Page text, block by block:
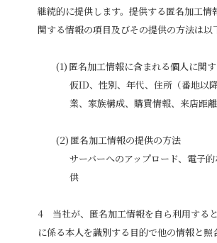
継続的に提供します。提供する匿名加工情
関する情報の項目及びその提供の方法は以
匿名加工情報に含まれる個人に関
仮ID、性別、年代、住所（番地以
業、家族構成、購買情報、来店距離
匿名加工情報の提供の方法
サーバーへのアップロード、電子
供
当社が、匿名加工情報を自ら利用する
に係る本人を識別する目的で他の情報と照